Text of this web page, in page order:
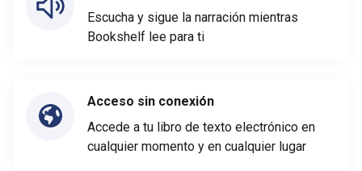
Escucha y sigue la narración mientras
Bookshelf lee para ti
Acceso sin conexión
Accede a tu libro de texto electrónico en
cualquier momento y en cualquier lugar